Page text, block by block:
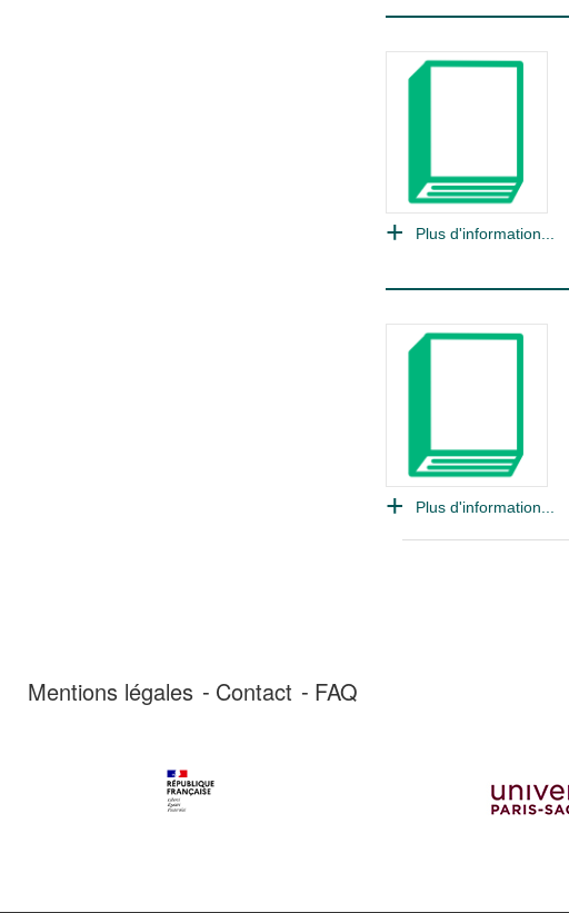
Plus d'information...
Plus d'information...
Mentions légales Contact FAQ